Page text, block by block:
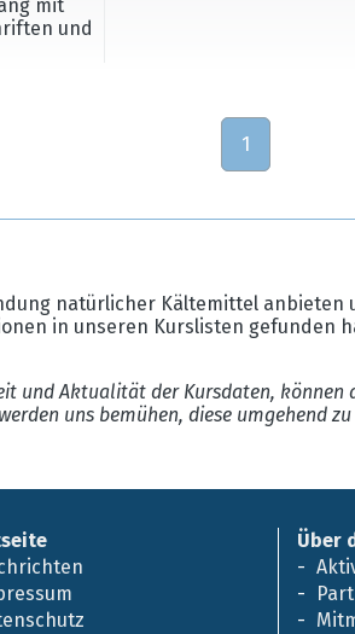
mit
und
1
natürlicher Kältemittel
in unseren Kurslisten gefunden
und Aktualität der Kursdaten,
uns bemühen, diese umgehend zu
Über